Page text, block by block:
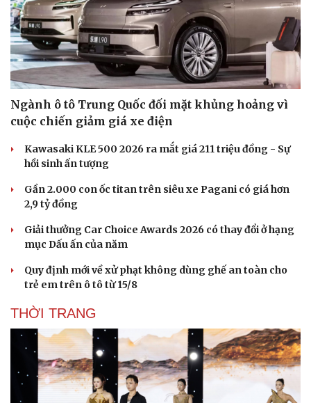
Ngành ô tô Trung Quốc đối mặt khủng hoảng vì
cuộc chiến giảm giá xe điện
Kawasaki KLE 500 2026 ra mắt giá 211 triệu đồng - Sự
hồi sinh ấn tượng
Gần 2.000 con ốc titan trên siêu xe Pagani có giá hơn
2,9 tỷ đồng
Giải thưởng Car Choice Awards 2026 có thay đổi ở hạng
mục Dấu ấn của năm
Quy định mới về xử phạt không dùng ghế an toàn cho
trẻ em trên ô tô từ 15/8
THỜI TRANG